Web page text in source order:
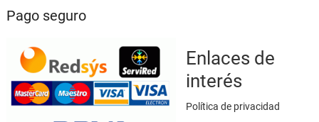
Pago seguro
Enlaces de
interés
Política de privacidad